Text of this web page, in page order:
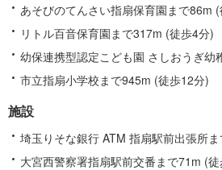
あそびのてんさい指扇保育園まで86m
リトル百音保育園まで317m (徒歩4分)
幼保連携型認定こども園 さしおうぎ幼
市立指扇小学校まで945m (徒歩12分)
施設
埼玉りそな銀行 ATM 指扇駅前出張所
大宮西警察署指扇駅前交番まで71m (